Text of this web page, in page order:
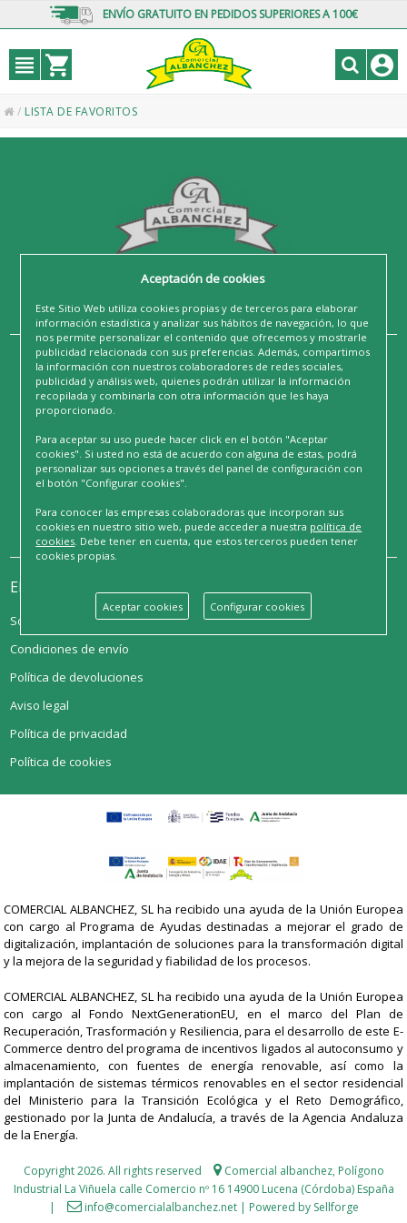
ENVÍO GRATUITO EN PEDIDOS SUPERIORES A 100€
/ LISTA DE FAVORITOS
CATEGORIAS
CATÁLOGO
ASEO PERSONAL
NOVEDADES
ENLACES
Sobre nosotros
Condiciones de envío
Política de devoluciones
Aviso legal
Política de privacidad
Política de cookies
COMERCIAL ALBANCHEZ, SL ha recibido una ayuda de la Unión Europea
con cargo al Programa de Ayudas destinadas a mejorar el grado de
digitalización, implantación de soluciones para la transformación digital
y la mejora de la seguridad y fiabilidad de los procesos.
COMERCIAL ALBANCHEZ, SL ha recibido una ayuda de la Unión Europea
con cargo al Fondo NextGenerationEU, en el marco del Plan de
Recuperación, Trasformación y Resiliencia, para el desarrollo de este E-
Commerce dentro del programa de incentivos ligados al autoconsumo y
almacenamiento, con fuentes de energía renovable, así como la
implantación de sistemas térmicos renovables en el sector residencial
del Ministerio para la Transición Ecológica y el Reto Demográfico,
gestionado por la Junta de Andalucía, a través de la Agencia Andaluza
de la Energía.
Copyright 2026. All rights reserved Comercial albanchez, Polígono
Industrial La Viñuela calle Comercio nº 16 14900 Lucena (Córdoba) España
|
info@comercialalbanchez.net| Powered by Sellforge
Aceptación de cookies
Este Sitio Web utiliza cookies propias y de terceros para elaborar
información estadística y analizar sus hábitos de navegación, lo que
nos permite personalizar el contenido que ofrecemos y mostrarle
publicidad relacionada con sus preferencias. Además, compartimos
la información con nuestros colaboradores de redes sociales,
publicidad y análisis web, quienes podrán utilizar la información
recopilada y combinarla con otra información que les haya
proporcionado.
Para aceptar su uso puede hacer click en el botón "Aceptar
cookies". Si usted no está de acuerdo con alguna de estas, podrá
personalizar sus opciones a través del panel de configuración con
el botón "Configurar cookies".
Para conocer las empresas colaboradoras que incorporan sus
cookies en nuestro sitio web, puede acceder a nuestra política de
cookies. Debe tener en cuenta, que estos terceros pueden tener
cookies propias.
Aceptar cookies Configurar cookies